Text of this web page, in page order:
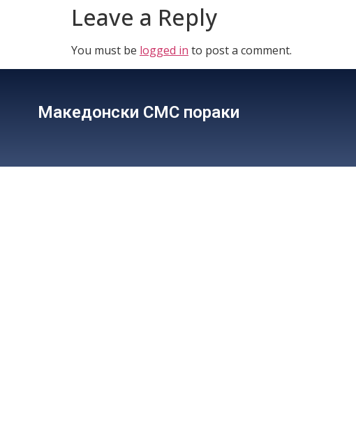
Leave a Reply
You must be logged in to post a comment.
Македонски СМС пораки